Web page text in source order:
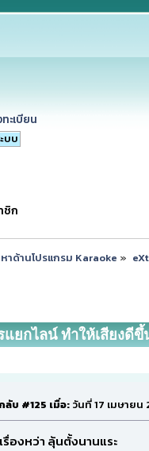
ะเบียน
ชิก
ด้านโปรแกรม Karaoke »
ยกไลน์ ทำให้เสียงดี
ลับ #125 เมื่อ:วันที่ 17 เมษายน
รื่องหว่า ลุ้นตั้งนานแระ